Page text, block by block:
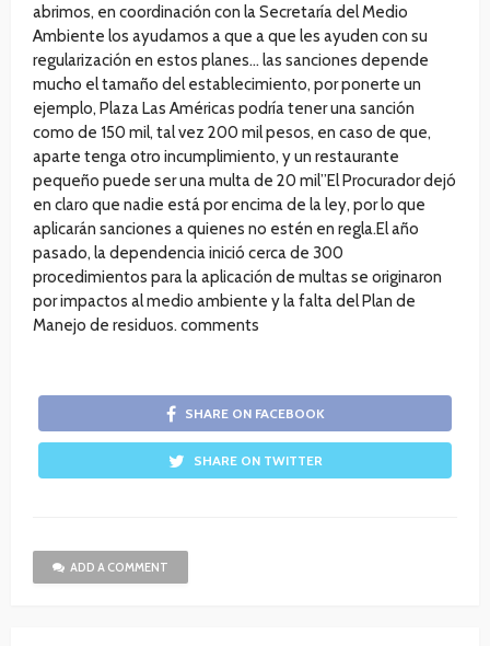
abrimos, en coordinación con la Secretaría del Medio
Ambiente los ayudamos a que a que les ayuden con su
regularización en estos planes… las sanciones depende
mucho el tamaño del establecimiento, por ponerte un
ejemplo, Plaza Las Américas podría tener una sanción
como de 150 mil, tal vez 200 mil pesos, en caso de que,
aparte tenga otro incumplimiento, y un restaurante
pequeño puede ser una multa de 20 mil”El Procurador dejó
en claro que nadie está por encima de la ley, por lo que
aplicarán sanciones a quienes no estén en regla.El año
pasado, la dependencia inició cerca de 300
procedimientos para la aplicación de multas se originaron
por impactos al medio ambiente y la falta del Plan de
Manejo de residuos. comments
SHARE ON FACEBOOK
SHARE ON TWITTER
ADD A COMMENT